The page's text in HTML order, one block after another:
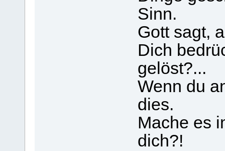
Sinn.
Gott sagt,
Dich
gelöst?...
Wenn du
dies.
Mache es
dich?!